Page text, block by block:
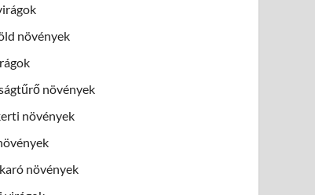
növények
növények
növények
növények